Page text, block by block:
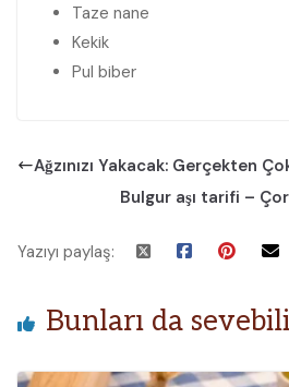
Taze nane
Kekik
Pul biber
Ağzınızı Yakacak: Gerçekten
Bulgur aşı tarifi –
Yazıyı paylaş:
Bunları da